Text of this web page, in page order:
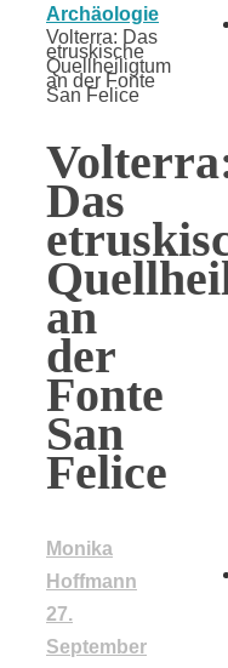
Start
Archäologie
Volterra: Das
etruskische
Quellheiligtum
an der Fonte
San Felice
Das
an
der
Fonte
San
Felice
Monika
Hoffmann
27.
September